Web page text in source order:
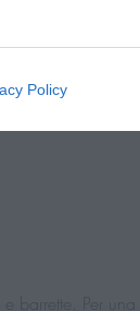
Policy
Per una